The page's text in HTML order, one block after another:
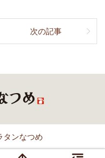
次の記事
タンなつめ